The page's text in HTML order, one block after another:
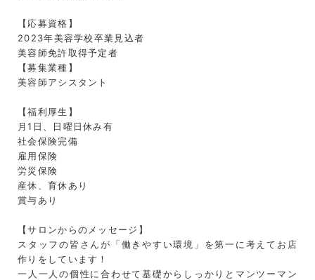
【応募資格】
2023年美容学校卒業見込者
美容師免許取得予定者
【募集業種】
美容師アシスタント
【福利厚生】
月1日、日曜日休み有
社会保険完備
雇用保険
労災保険
産休、育休あり
賞与あり
【サロンからのメッセージ】
スタッフの皆さんが「働きやすい環境」を第一に考えてお店
作りをしています！
一人一人の個性に合わせて基礎からしっかりとマンツーマン